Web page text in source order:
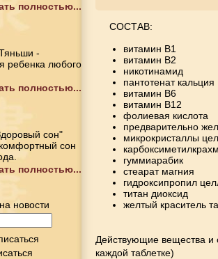
полностью...
-
ребенка любого
полностью...
сон"
сон
полностью...
новости
СОСТАВ:
витамин В1
витамин В2
никотинамид
пантотенат кальция
витамин В6
витамин В12
фолиевая кислота
предварительно
микрокристаллы
гуммиарабик
стеарат магния
гидроксипропил
титан диоксид
желтый краситель
Действующие вещества и
каждой таблетке)